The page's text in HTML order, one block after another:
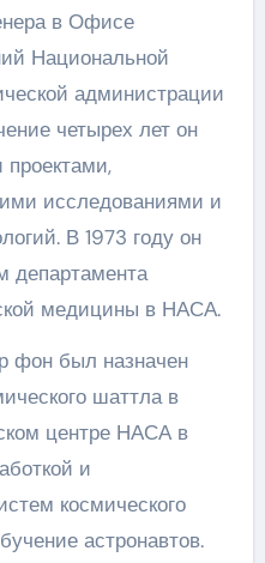
в Офисе
Национальной
администрации
четырех лет он
исследованиями и
В 1973 году он
департамента
медицины в НАСА.
фон был назначен
шаттла в
центре НАСА в
и
космического
астронавтов.